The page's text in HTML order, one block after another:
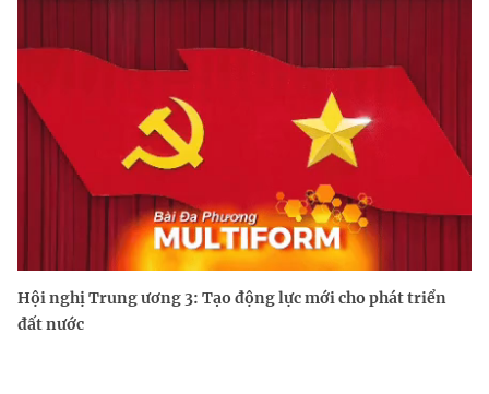
Hội nghị Trung ương 3: Tạo động lực mới cho phát triển
đất nước